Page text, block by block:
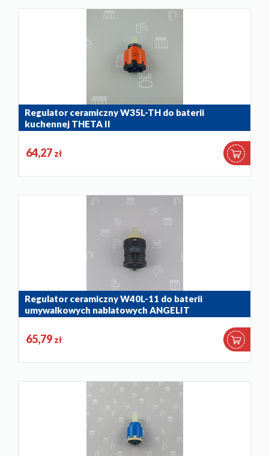
Regulator ceramiczny W35L-TH do baterii
kuchennej THETA II
64,27 zł
Regulator ceramiczny W40L-11 do baterii
umywalkowych nablatowych ANGELIT
65,79 zł